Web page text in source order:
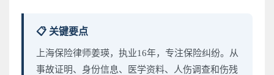
📋 关键要点
上海保险律师姜瑛，执业16年，专注保险纠纷。从
事故证明、身份信息、医学资料、人伤调查和伤残